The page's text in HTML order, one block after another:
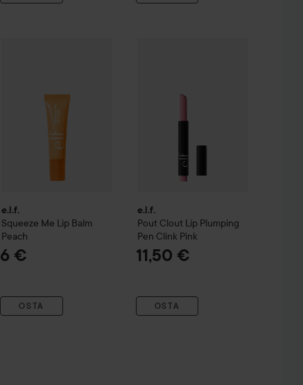
e.l.f.
Squeeze Me Lip Balm
Peach
6 €
OSTA
e.l.f.
Pout Clout Lip Plumping
Pen Clink Pink
11,50 €
OSTA